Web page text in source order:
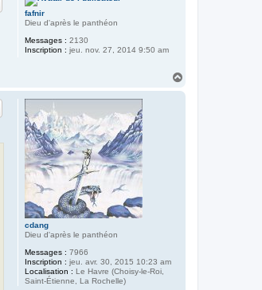
fafnir
Dieu d'après le panthéon
Messages : 2130
Inscription : jeu. nov. 27, 2014 9:50 am
cdang
Dieu d'après le panthéon
Messages : 7966
Inscription : jeu. avr. 30, 2015 10:23 am
Localisation : Le Havre (Choisy-le-Roi,
Saint-Étienne, La Rochelle)